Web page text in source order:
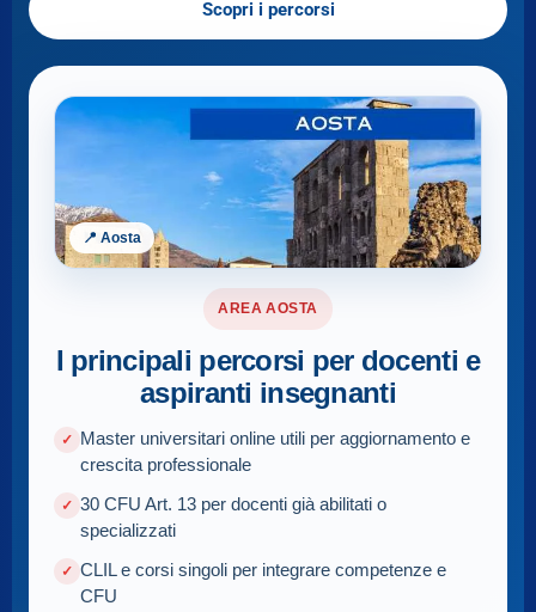
Scopri i percorsi
📍 Aosta
AREA AOSTA
I principali percorsi per docenti e
aspiranti insegnanti
Master universitari online utili per aggiornamento e
crescita professionale
30 CFU Art. 13 per docenti già abilitati o
specializzati
CLIL e corsi singoli per integrare competenze e
CFU